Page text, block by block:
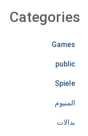
e
e
s
s
y
Categories
Games
public
Spiele
المنيوم
بدالات